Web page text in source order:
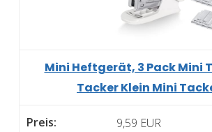
Mini Heftgerät, 3 Pack Mini
Tacker Klein Mini
9,59 EUR